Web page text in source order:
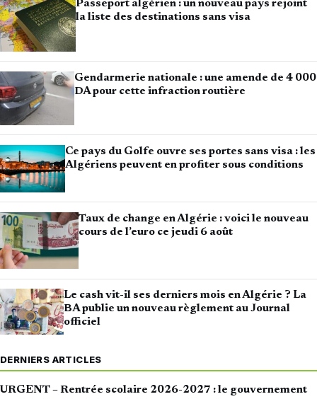
Passeport algérien : un nouveau pays rejoint
la liste des destinations sans visa
Gendarmerie nationale : une amende de 4 000
DA pour cette infraction routière
Ce pays du Golfe ouvre ses portes sans visa : les
Algériens peuvent en profiter sous conditions
Taux de change en Algérie : voici le nouveau
cours de l’euro ce jeudi 6 août
Le cash vit-il ses derniers mois en Algérie ? La
BA publie un nouveau règlement au Journal
officiel
DERNIERS ARTICLES
URGENT – Rentrée scolaire 2026-2027 : le gouvernement